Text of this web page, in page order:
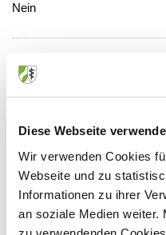
Diese Webseite
Wir verwenden Cookies
Webseite und zu
Informationen zu ihrer
an soziale Medien weiter.
Nein
gebührenfrei, Anmeldung
Veranstaltungsort:
Anbieter: